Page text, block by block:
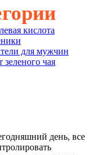
кислота
для мужчин
зеленого чая
день, все